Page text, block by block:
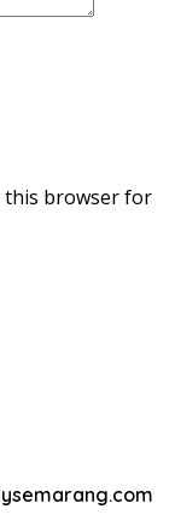
this browser for